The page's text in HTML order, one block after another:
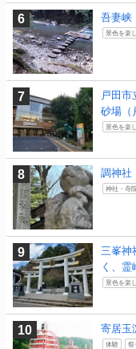
吾妻峡
景色を楽
戸田市
砂場（
景色を楽
調神社
神社・寺
三峯神
く、霊
景色を楽
寄居玉
体験 祭